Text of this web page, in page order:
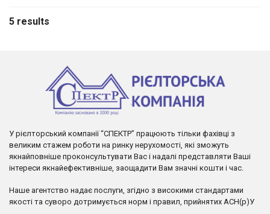
5 results
У рієлторський компанії “СПЕКТР” працюють тільки фахівці з
великим стажем роботи на ринку нерухомості, які зможуть
якнайповніше проконсультувати Вас і надалі представляти Ваші
інтереси якнайефективніше, заощадити Вам значні кошти і час.
Наше агентство надає послуги, згідно з високими стандартами
якості та суворо дотримується норм і правил, прийнятих АСН(р)У